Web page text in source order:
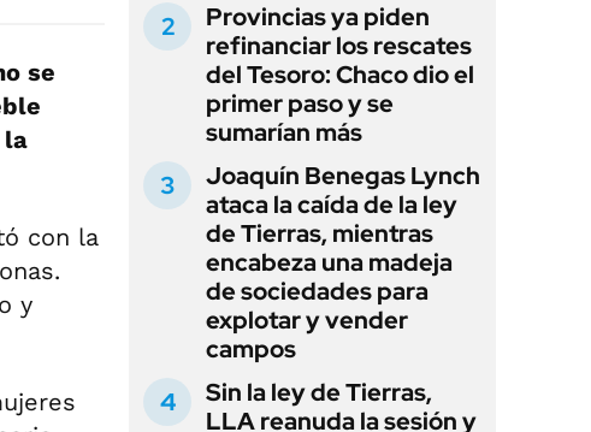
se
la
con la
y
Provincias ya piden
refinanciar los rescates
del Tesoro: Chaco dio el
primer paso y se
sumarían más
Joaquín Benegas Lynch
ataca la caída de la ley
de Tierras, mientras
encabeza una madeja
de sociedades para
explotar y vender
campos
Sin la ley de Tierras,
LLA reanuda la sesión y